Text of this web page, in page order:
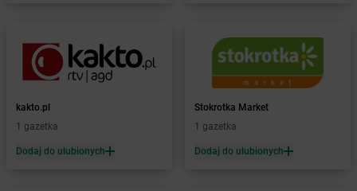
Żabka
Barwice
Żabka Bażanowice
Żabka Będzin
Żabka Bełchatów
Żabka Bełsznica
kakto.pl
1 gazetka
Dodaj do ulubionych
Stokrotka Market
1 gazetka
Dodaj do ulubionych